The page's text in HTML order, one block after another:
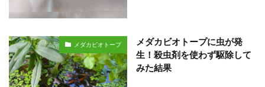
メダカビオトープ
メダカビオトープに虫が発
生！殺虫剤を使わず駆除して
みた結果